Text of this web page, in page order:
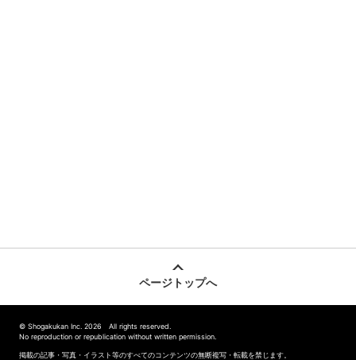
ページトップへ
© Shogakukan Inc. 2026 All rights reserved.
No reproduction or republication without written permission.
掲載の記事・写真・イラスト等のすべてのコンテンツの無断複写・転載を禁じます。